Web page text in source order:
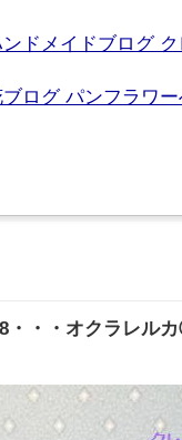
・・・オクラレル